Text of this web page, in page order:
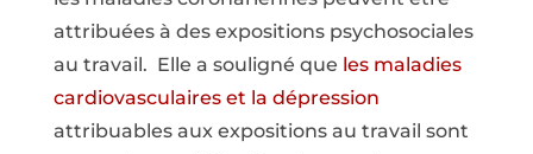
attribuées à des expositions psychosociales
au travail. Elle a souligné que les maladies
cardiovasculaires et la dépression
attribuables aux expositions au travail sont